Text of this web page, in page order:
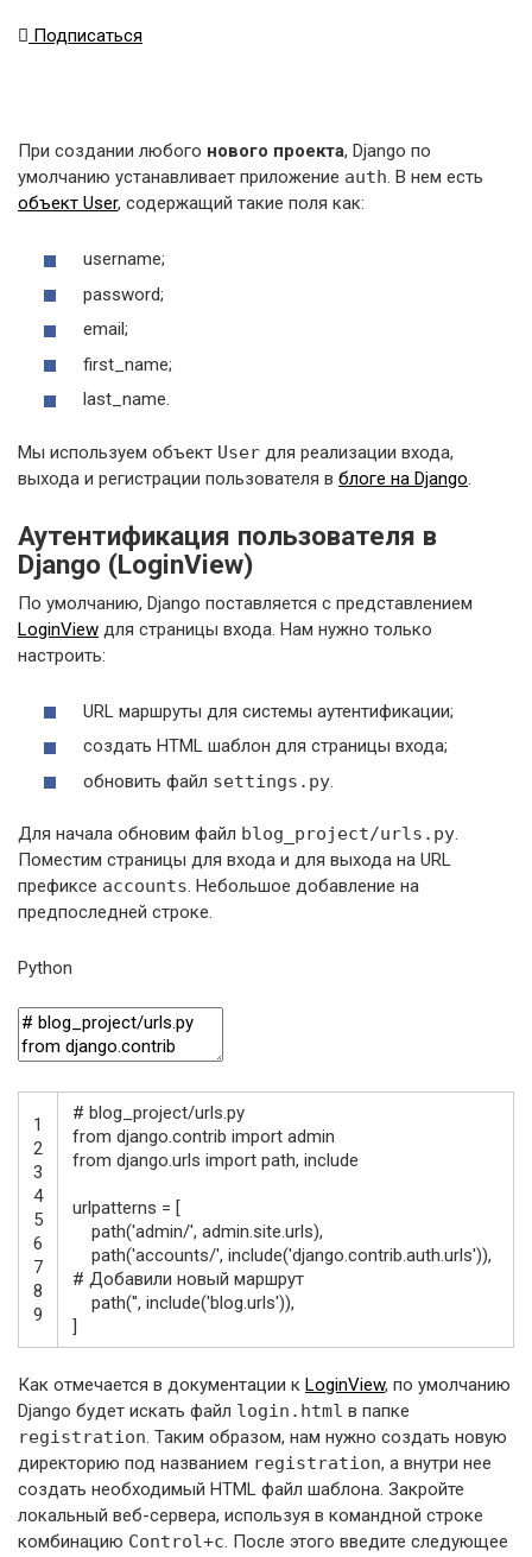
Подписаться
При создании любого нового проекта, Django по
умолчанию устанавливает приложение auth. В нем есть
объект User, содержащий такие поля как:
username;
password;
email;
first_name;
last_name.
Мы используем объект User для реализации входа,
выхода и регистрации пользователя в блоге на Django.
Аутентификация пользователя в
Django (LoginView)
По умолчанию, Django поставляется с представлением
LoginView для страницы входа. Нам нужно только
настроить:
URL маршруты для системы аутентификации;
создать HTML шаблон для страницы входа;
обновить файл settings.py.
Для начала обновим файл blog_project/urls.py.
Поместим страницы для входа и для выхода на URL
префиксе accounts. Небольшое добавление на
предпоследней строке.
Python
1
2
3
4
5
6
7
8
9
# blog_project/urls.py
from django.contrib import admin
from django.urls import path, include
urlpatterns = [
path('admin/', admin.site.urls),
path('accounts/', include('django.contrib.auth.urls')),
# Добавили новый маршрут
path('', include('blog.urls')),
]
Как отмечается в документации к LoginView, по умолчанию
Django будет искать файл login.html в папке
registration. Таким образом, нам нужно создать новую
директорию под названием registration, а внутри нее
создать необходимый HTML файл шаблона. Закройте
локальный веб-сервера, используя в командной строке
комбинацию Control+c. После этого введите следующее